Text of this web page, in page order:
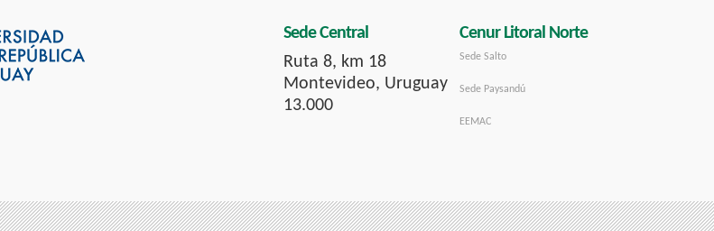
Sede Central
Ruta 8, km 18
Montevideo, Uruguay
13.000
Cenur Litoral Norte
Sede Salto
Sede Paysandú
EEMAC